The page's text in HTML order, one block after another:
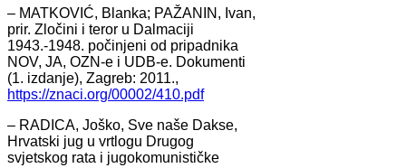
– MATKOVIĆ, Blanka; PAŽANIN, Ivan,
prir. Zločini i teror u Dalmaciji
1943.-1948. počinjeni od pripadnika
NOV, JA, OZN-e i UDB-e. Dokumenti
(1. izdanje), Zagreb: 2011.,
https://znaci.org/00002/410.pdf
– RADICA, Joško, Sve naše Dakse,
Hrvatski jug u vrtlogu Drugog
svjetskog rata i jugokomunističke